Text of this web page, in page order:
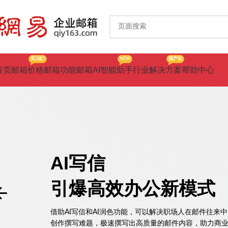
页邮箱价格
买3送3
邮箱功能邮箱AI智能助手
NEW
行业解决方案
国产化
帮助中心
AI写信
引爆高效办公新模式
借助AI写信和AI润色功能，可以解决职场人在邮件往来
创作撰写难题，极速撰写出高质量的邮件内容，助力商